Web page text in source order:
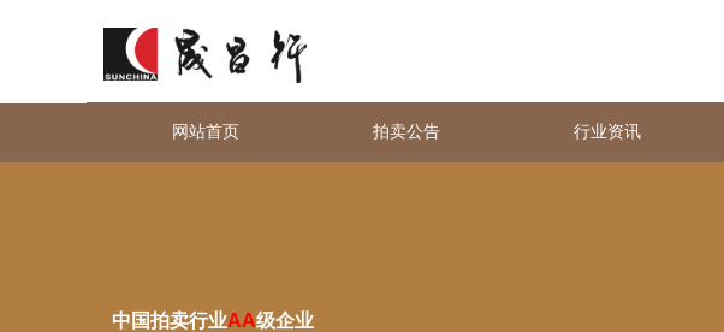
网站首页 拍卖公告 行业资讯
中国拍卖行业AA级企业